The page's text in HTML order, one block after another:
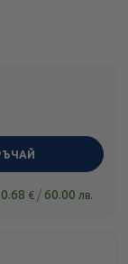
€ / 60.00 лв.